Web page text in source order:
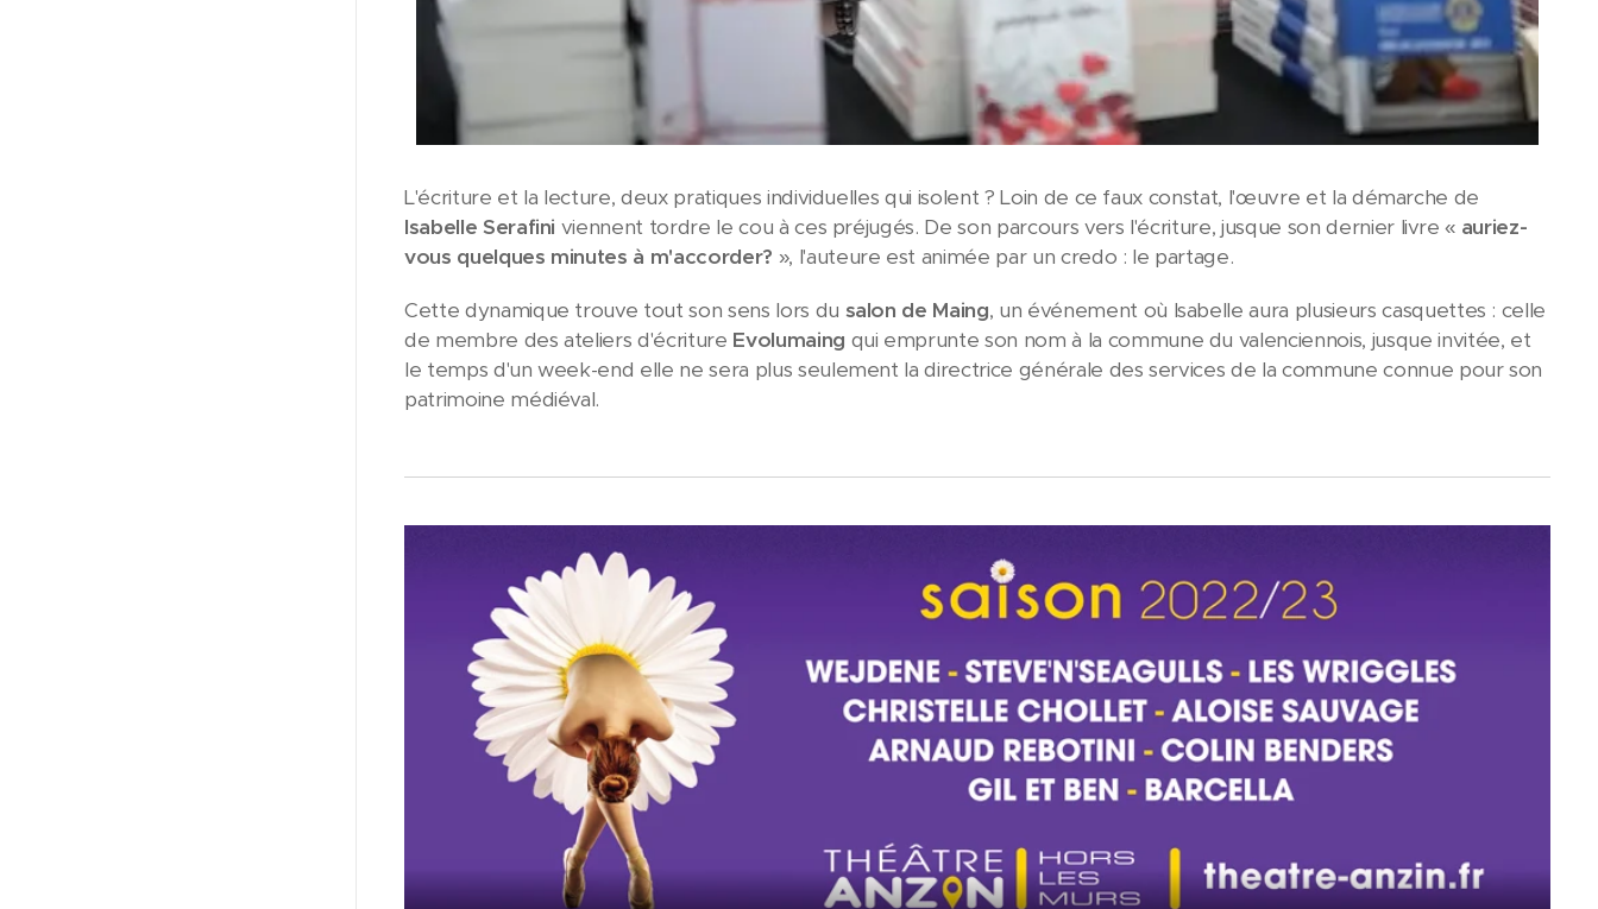
L'écriture et la lecture, deux pratiques individuelles qui isolent ? Loin de ce faux constat, l'œuvre et la démarche de
Isabelle Serafini viennent tordre le cou à ces préjugés. De son parcours vers l'écriture, jusque son dernier livre « auriez-
vous quelques minutes à m'accorder? », l'auteure est animée par un credo : le partage.
Cette dynamique trouve tout son sens lors du salon de Maing, un événement où Isabelle aura plusieurs casquettes : celle
de membre des ateliers d'écriture Evolumaing qui emprunte son nom à la commune du valenciennois, jusque invitée, et
le temps d'un week-end elle ne sera plus seulement la directrice générale des services de la commune connue pour son
patrimoine médiéval.